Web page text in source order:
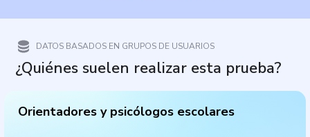
DATOS BASADOS EN GRUPOS DE USUARIOS
¿Quiénes suelen realizar esta prueba?
Orientadores y psicólogos escolares